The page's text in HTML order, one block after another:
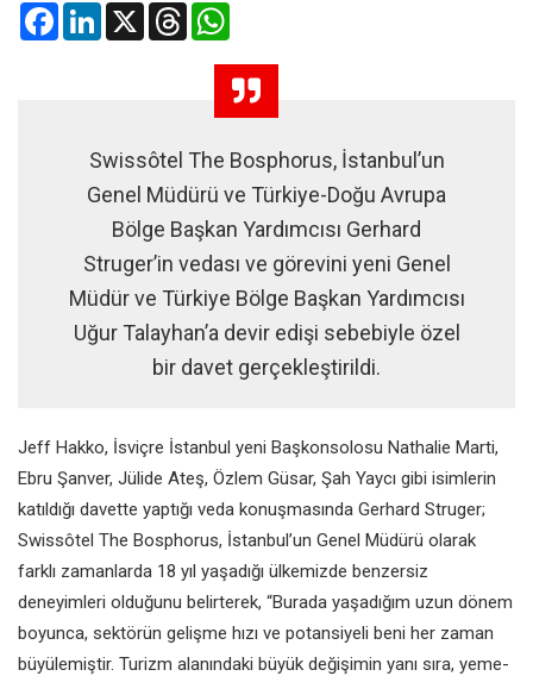
FacebookLinkedIn
X Threads
Swissôtel The Bosphorus, İstanbul’un
Genel Müdürü ve Türkiye-Doğu Avrupa
Bölge Başkan Yardımcısı Gerhard
Struger’in vedası ve görevini yeni Genel
Müdür ve Türkiye Bölge Başkan Yardımcısı
Uğur Talayhan’a devir edişi sebebiyle özel
bir davet gerçekleştirildi.
Jeff Hakko, İsviçre İstanbul yeni Başkonsolosu Nathalie Marti,
Ebru Şanver, Jülide Ateş, Özlem Güsar, Şah Yaycı gibi isimlerin
katıldığı davette yaptığı veda konuşmasında Gerhard Struger;
Swissôtel The Bosphorus, İstanbul’un Genel Müdürü olarak
farklı zamanlarda 18 yıl yaşadığı ülkemizde benzersiz
deneyimleri olduğunu belirterek, “Burada yaşadığım uzun dönem
boyunca, sektörün gelişme hızı ve potansiyeli beni her zaman
büyülemiştir. Turizm alanındaki büyük değişimin yanı sıra, yeme-